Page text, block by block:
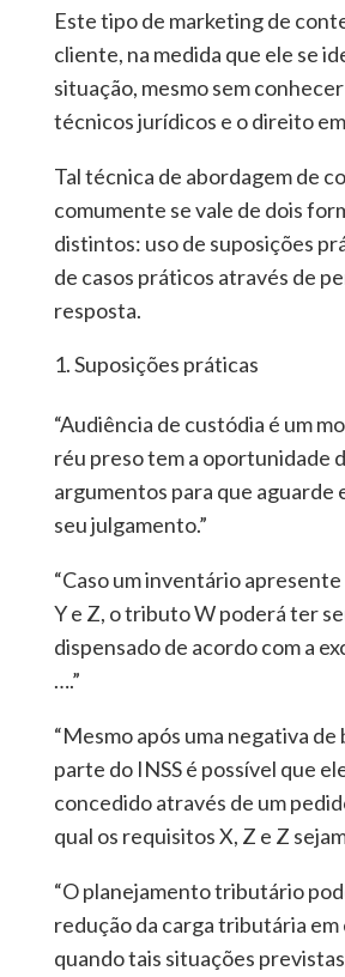
Este tipo de marketing de
cliente, na medida que ele se
situação, mesmo sem
técnicos jurídicos e o direito
Tal técnica de abordagem de
comumente se vale de dois
distintos: uso de suposições
de casos práticos através de
resposta.
Suposições práticas
“Audiência de custódia é um
réu preso tem a oportunidade
argumentos para que aguarde
seu julgamento.”
“Caso um inventário apresente
Y e Z, o tributo W poderá ter
dispensado de acordo com a
….”
“Mesmo após uma negativa
parte do INSS é possível que
concedido através de um
qual os requisitos X, Z e Z
“O planejamento tributário
redução da carga tributária em
quando tais situações